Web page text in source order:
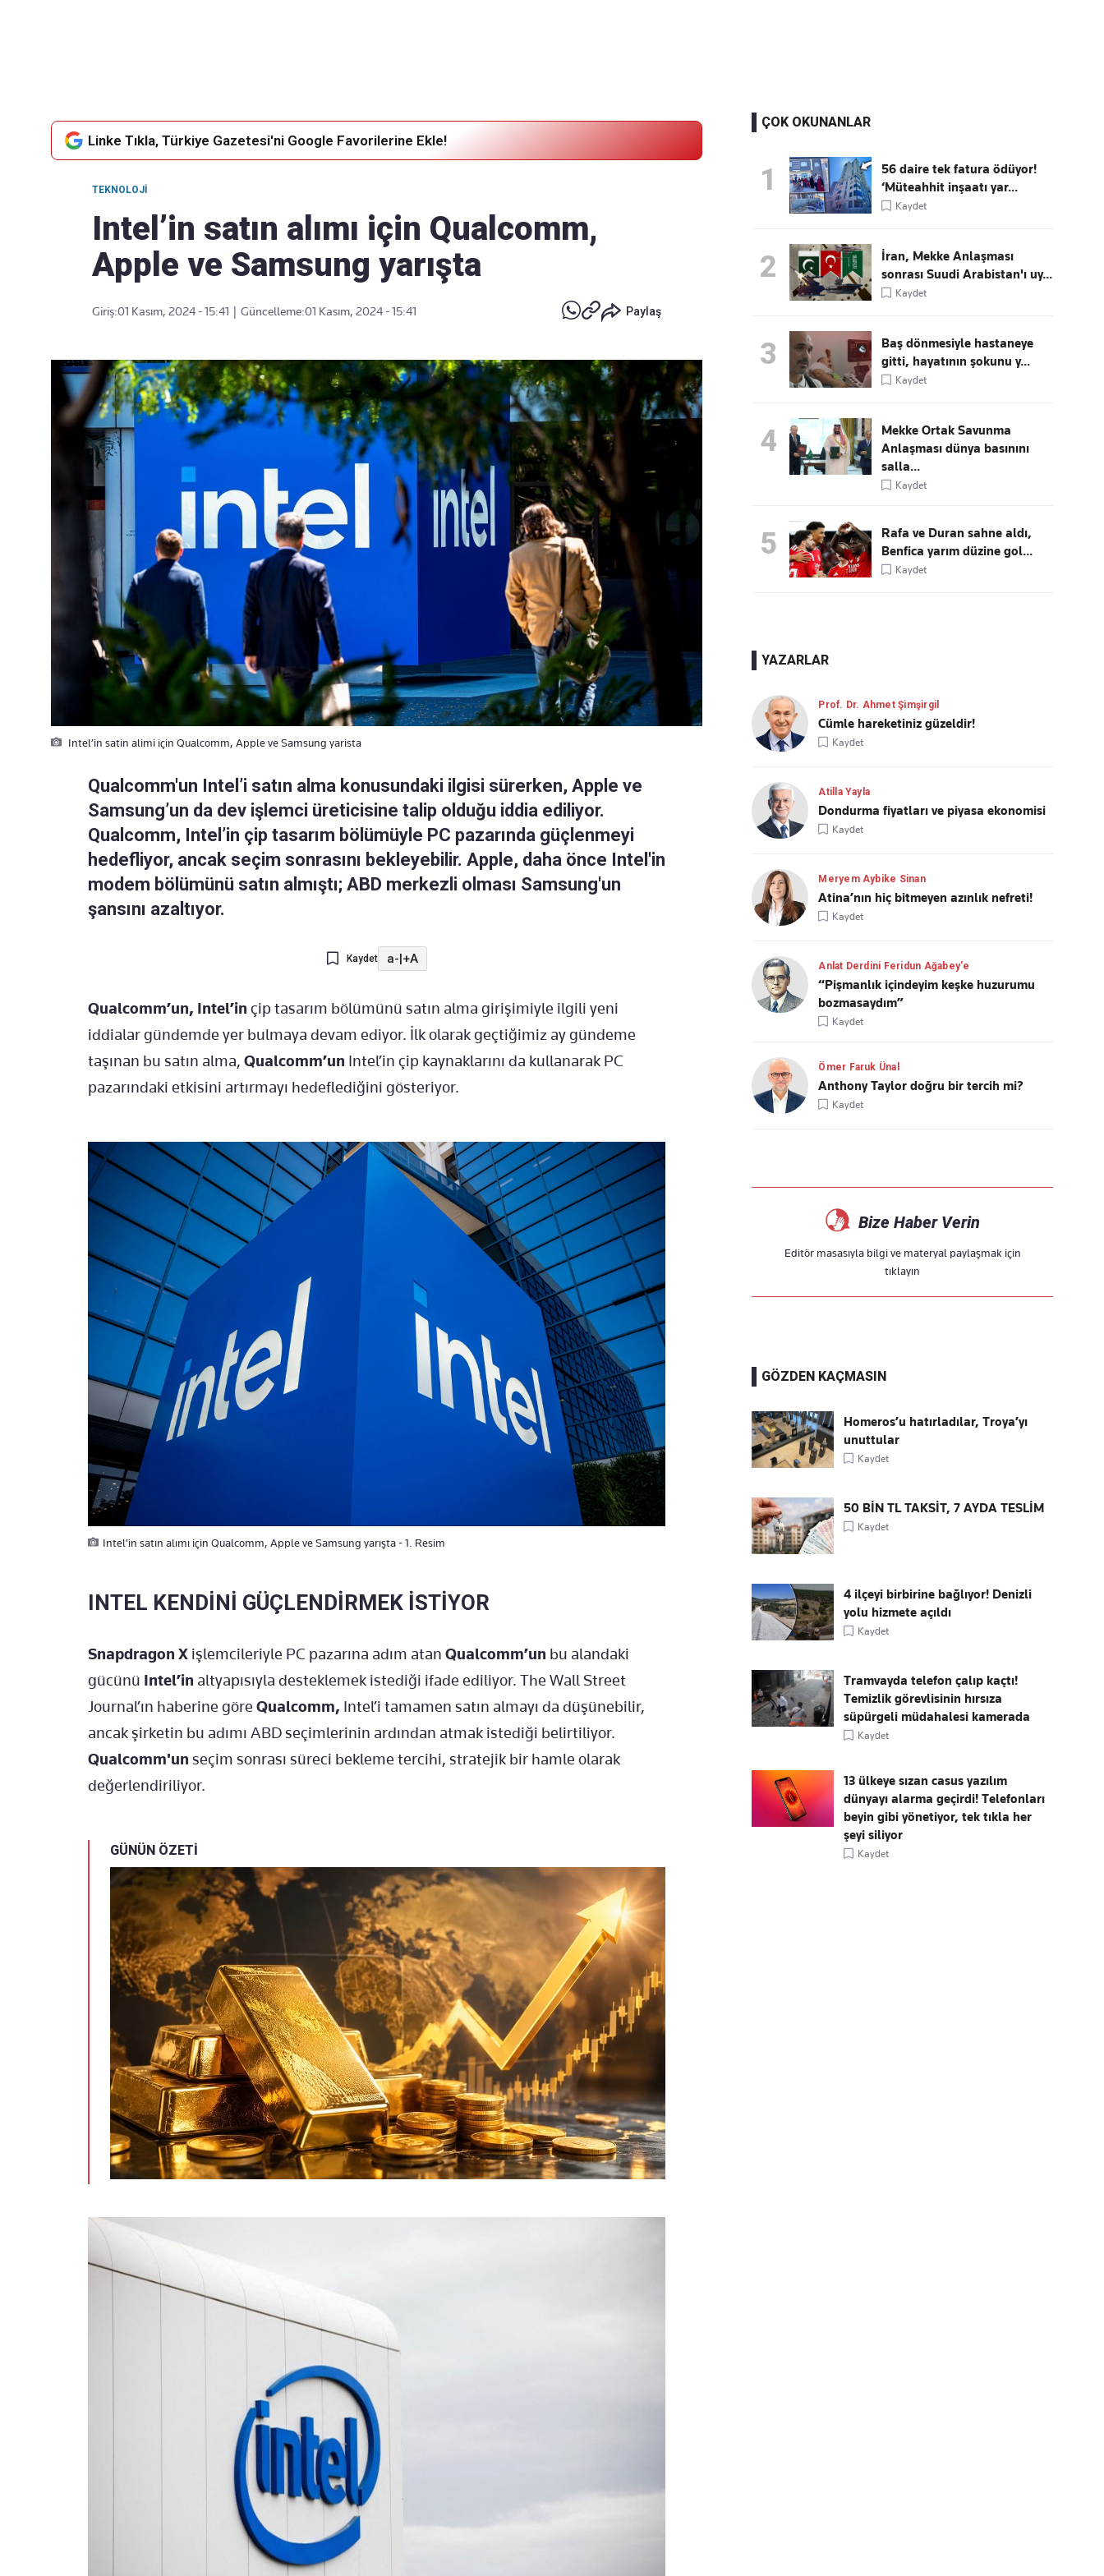
Linke Tıkla, Türkiye Gazetesi'ni Google Favorilerine Ekle!
TEKNOLOJI
Intel’in satın alımı için Qualcomm,
Apple ve Samsung yarışta
Giriş:01 Kasım, 2024 - 15:41 Güncelleme:01 Kasım, 2024 - 15:41 Paylaş
Intel’in satin alimi için Qualcomm, Apple ve Samsung yarista
Qualcomm'un Intel’i satın alma konusundaki ilgisi sürerken, Apple ve
Samsung’un da dev işlemci üreticisine talip olduğu iddia ediliyor.
Qualcomm, Intel’in çip tasarım bölümüyle PC pazarında güçlenmeyi
hedefliyor, ancak seçim sonrasını bekleyebilir. Apple, daha önce Intel'in
modem bölümünü satın almıştı; ABD merkezli olması Samsung'un
şansını azaltıyor.
Kaydet a-|+A
Qualcomm’un, Intel’in çip tasarım bölümünü satın alma girişimiyle ilgili yeni
iddialar gündemde yer bulmaya devam ediyor. İlk olarak geçtiğimiz ay gündeme
taşınan bu satın alma, Qualcomm’un Intel’in çip kaynaklarını da kullanarak PC
pazarındaki etkisini artırmayı hedeflediğini gösteriyor.
Intel’in satın alımı için Qualcomm, Apple ve Samsung yarışta - 1. Resim
INTEL KENDİNİ GÜÇLENDİRMEK İSTİYOR
Snapdragon X işlemcileriyle PC pazarına adım atan Qualcomm’un bu alandaki
gücünü Intel’in altyapısıyla desteklemek istediği ifade ediliyor. The Wall Street
Journal’ın haberine göre Qualcomm, Intel’i tamamen satın almayı da düşünebilir,
ancak şirketin bu adımı ABD seçimlerinin ardından atmak istediği belirtiliyor.
Qualcomm'un seçim sonrası süreci bekleme tercihi, stratejik bir hamle olarak
değerlendiriliyor.
GÜNÜN ÖZETİ
ÇOK OKUNANLAR
1
56 daire tek fatura ödüyor!
‘Müteahhit inşaatı yar...
Kaydet
2
İran, Mekke Anlaşması
sonrası Suudi Arabistan'ı uy...
Kaydet
3
Baş dönmesiyle hastaneye
gitti, hayatının şokunu y...
Kaydet
4
Mekke Ortak Savunma
Anlaşması dünya basınını
salla...
Kaydet
5
Rafa ve Duran sahne aldı,
Benfica yarım düzine gol...
Kaydet
YAZARLAR
Prof. Dr. Ahmet Şimşirgil
Cümle hareketiniz güzeldir!
Kaydet
Atilla Yayla
Dondurma fiyatları ve piyasa ekonomisi
Kaydet
Meryem Aybike Sinan
Atina’nın hiç bitmeyen azınlık nefreti!
Kaydet
Anlat Derdini Feridun Ağabey'e
“Pişmanlık içindeyim keşke huzurumu
bozmasaydım”
Kaydet
Ömer Faruk Ünal
Anthony Taylor doğru bir tercih mi?
Kaydet
Bize Haber Verin
Editör masasıyla bilgi ve materyal paylaşmak için
tıklayın
GÖZDEN KAÇMASIN
Homeros’u hatırladılar, Troya’yı
unuttular
Kaydet
50 BİN TL TAKSİT, 7 AYDA TESLİM
Kaydet
4 ilçeyi birbirine bağlıyor! Denizli
yolu hizmete açıldı
Kaydet
Tramvayda telefon çalıp kaçtı!
Temizlik görevlisinin hırsıza
süpürgeli müdahalesi kamerada
Kaydet
13 ülkeye sızan casus yazılım
dünyayı alarma geçirdi! Telefonları
beyin gibi yönetiyor, tek tıkla her
şeyi siliyor
Kaydet